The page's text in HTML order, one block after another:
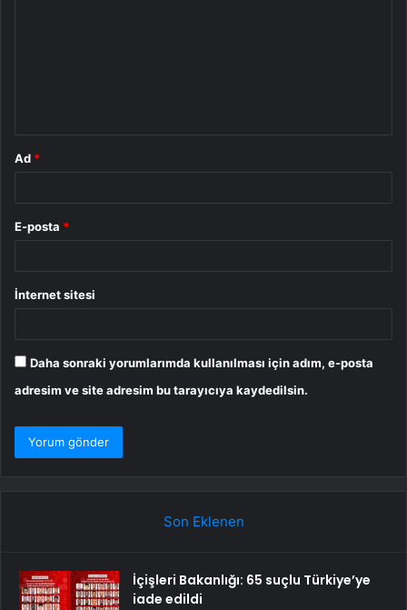
Ad *
E-posta *
İnternet sitesi
Daha sonraki yorumlarımda kullanılması için adım, e-posta
adresim ve site adresim bu tarayıcıya kaydedilsin.
Son Eklenen
İçişleri Bakanlığı: 65 suçlu Türkiye’ye
iade edildi